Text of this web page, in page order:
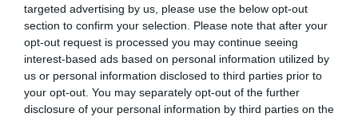
targeted advertising by us, please use the below opt-out
section to confirm your selection. Please note that after your
opt-out request is processed you may continue seeing
interest-based ads based on personal information utilized by
us or personal information disclosed to third parties prior to
your opt-out. You may separately opt-out of the further
disclosure of your personal information by third parties on the
Πανηγυρική πρόκριση για τον
Μιλτιάδη, 7-0 την ΑΕ Μάνης στον
αγώνα-ρεβάνς της ημιτελικής φάσης
24/04/2026 07:40